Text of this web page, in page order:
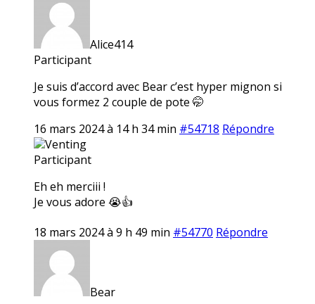
Alice414
Participant
Je suis d’accord avec Bear c’est hyper mignon si
vous formez 2 couple de pote 🤭
16 mars 2024 à 14 h 34 min #54718 Répondre
Venting
Participant
Eh eh merciii !
Je vous adore 😭👍
18 mars 2024 à 9 h 49 min #54770 Répondre
Bear